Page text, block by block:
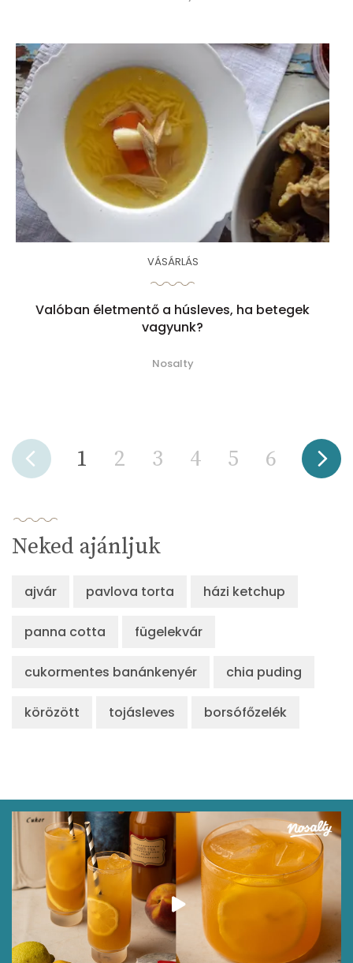
VÁSÁRLÁS
Valóban életmentő a húsleves, ha betegek
vagyunk?
Nosalty
1 2 3 4 5 6
Neked ajánljuk
ajvár pavlova torta házi ketchup
panna cotta fügelekvár
cukormentes banánkenyér chia puding
körözött tojásleves borsófőzelék